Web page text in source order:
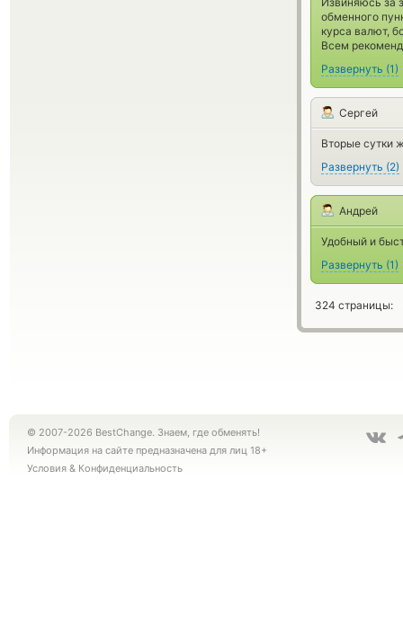
обменного
курса валют,
Всем
Развернуть (1)
Сергей
Вторые сутки
Развернуть (2)
Андрей
Удобный и
Развернуть (1)
324 страницы:
© 2007-2026 BestChange. Знаем, где обменять!
Информация на сайте предназначена для лиц 18+
Условия & Конфиденциальность